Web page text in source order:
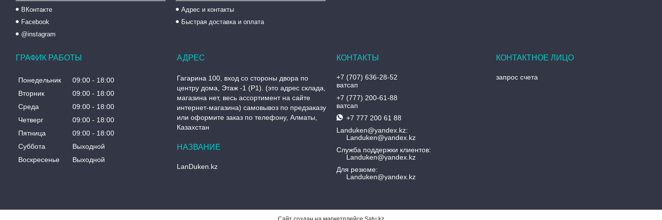
ВКонтакте
Facebook
@instagram
Адрес и контакты
Быстрая доставка и оплата
ГРАФИК РАБОТЫ
Понедельник 09:00
18:00
Вторник
09:00
18:00
Среда
09:00
18:00
Четверг
09:00
18:00
Пятница
09:00
18:00
Суббота
Выходной
Воскресенье
Выходной
Гагарина 100, вход со стороны двора по
центру дома, Этаж -1 (P1). (это адрес склада,
магазина нет, весь ассортимент на сайте
интернет-магазина) самовывоз по предзаказу
или оформите заказ по телефону, Алматы,
Казахстан
LanDuken.kz
+7 (707) 636-28-52
ватсап
+7 (777) 200-61-88
ватсап
+7 777 200 61 88
Landuken@yandex.kz
Landuken@yandex.kz
Служба поддержки клиентов
Landuken@yandex.kz
Для резюме
Landuken@yandex.kz
запрос счета